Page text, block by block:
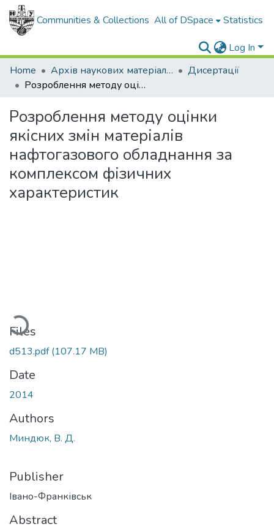
Communities & Collections All of DSpace Statistics
Log In
Home
Архів наукових матеріалів
Дисертації
Розроблення методу оцінки якісних змін матеріалів нафтогазового обладнання за комплексом фізичних характеристик
Розроблення методу оцінки
якісних змін матеріалів
нафтогазового обладнання за
комплексом фізичних
характеристик
Loading...
Files
d513.pdf(107.17 MB)
Date
2014
Authors
Миндюк, В. Д.
Publisher
Івано-Франківськ
Abstract